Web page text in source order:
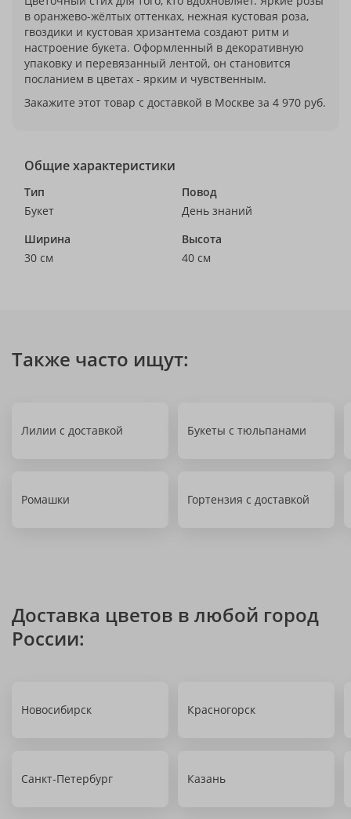
в оранжево-жёлтых оттенках, нежная кустовая роза,
гвоздики и кустовая хризантема создают ритм и
настроение букета. Оформленный в декоративную
упаковку и перевязанный лентой, он становится
посланием в цветах - ярким и чувственным.
Закажите этот товар с доставкой в Москве за 4 970 руб.
Общие характеристики
Тип
Букет
Повод
День знаний
Ширина
30 см
Высота
40 см
Также часто ищут:
Лилии с доставкой Букеты с тюльпанами
Ромашки Гортензия с доставкой
Доставка цветов в любой город
России:
Новосибирск Красногорск
Санкт-Петербург Казань